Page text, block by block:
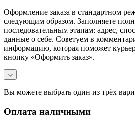
Оформление заказа в стандартном
следующим образом. Заполняете
последовательным этапам: адрес,
данные о себе. Советуем в
информацию, которая поможет
кнопку «Оформить заказ».
Вы можете выбрать один из трёх
Оплата наличными